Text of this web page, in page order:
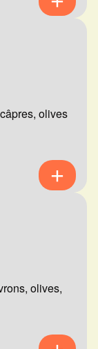
olives
olives,